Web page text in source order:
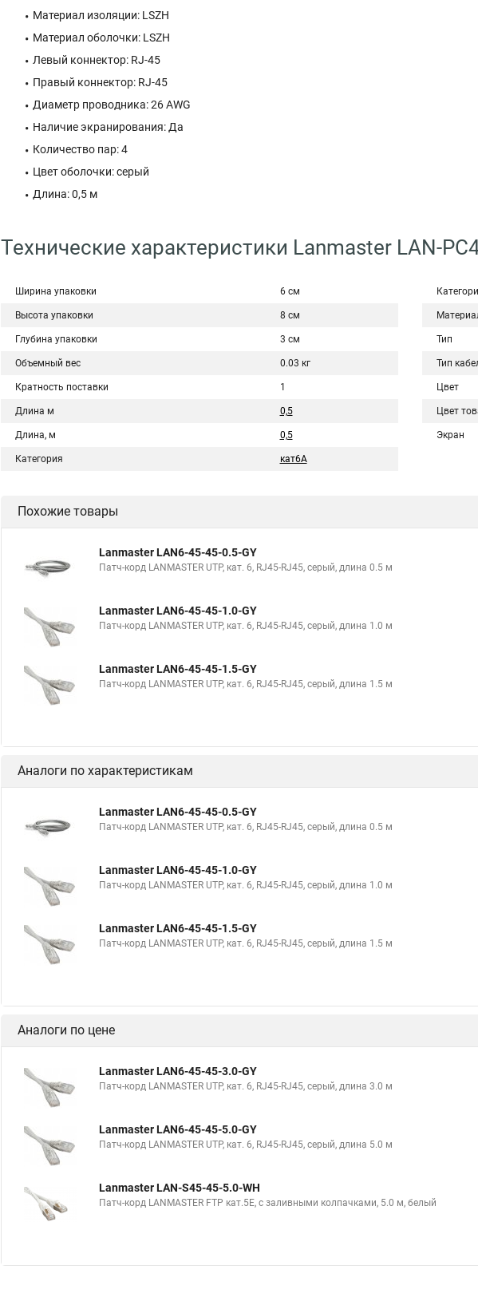
Материал изоляции: LSZH
Материал оболочки: LSZH
Левый коннектор: RJ-45
Правый коннектор: RJ-45
Диаметр проводника: 26 AWG
Наличие экранирования: Да
Количество пар: 4
Цвет оболочки: серый
Длина: 0,5 м
Технические характеристики Lanmaster LAN-
Ширина упаковки 6 см
Высота упаковки 8 см
Глубина упаковки 3 см
Объемный вес 0.03 кг
Кратность поставки 1
Длина м 0,5
Длина, м 0,5
Категория кат6A
Тип
Тип
Цвет
Цвет
Экран
Похожие товары
Lanmaster LAN6-45-45-0.5-GY
Патч-корд LANMASTER UTP, кат. 6, RJ45-RJ45, серый, длина 0.5 м
Lanmaster LAN6-45-45-1.0-GY
Патч-корд LANMASTER UTP, кат. 6, RJ45-RJ45, серый, длина 1.0 м
Lanmaster LAN6-45-45-1.5-GY
Патч-корд LANMASTER UTP, кат. 6, RJ45-RJ45, серый, длина 1.5 м
Аналоги по характеристикам
Lanmaster LAN6-45-45-0.5-GY
Патч-корд LANMASTER UTP, кат. 6, RJ45-RJ45, серый, длина 0.5 м
Lanmaster LAN6-45-45-1.0-GY
Патч-корд LANMASTER UTP, кат. 6, RJ45-RJ45, серый, длина 1.0 м
Lanmaster LAN6-45-45-1.5-GY
Патч-корд LANMASTER UTP, кат. 6, RJ45-RJ45, серый, длина 1.5 м
Аналоги по цене
Lanmaster LAN6-45-45-3.0-GY
Патч-корд LANMASTER UTP, кат. 6, RJ45-RJ45, серый, длина 3.0 м
Lanmaster LAN6-45-45-5.0-GY
Патч-корд LANMASTER UTP, кат. 6, RJ45-RJ45, серый, длина 5.0 м
Lanmaster LAN-S45-45-5.0-WH
Патч-корд LANMASTER FTP кат.5Е, с заливными колпачками, 5.0 м, белый